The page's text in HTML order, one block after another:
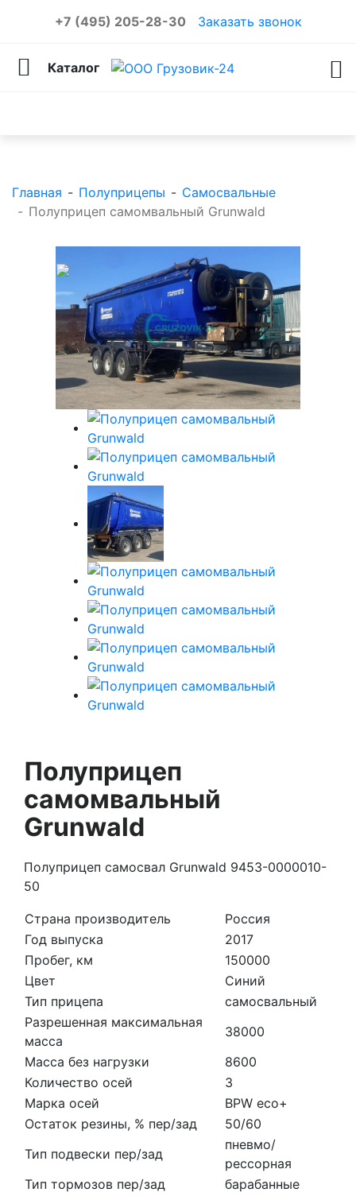
+7 (495) 205-28-30 Заказать звонок
Каталог
Главная - Полуприцепы - Самосвальные
- Полуприцеп самомвальный Grunwald
Полуприцеп
самомвальный
Grunwald
Полуприцеп самосвал Grunwald 9453-0000010-
50
Страна производитель
Россия
Год выпуска
2017
Пробег, км
150000
Цвет
Синий
Тип прицепа
самосвальный
Разрешенная максимальная
масса
38000
Масса без нагрузки
8600
Количество осей
3
Марка осей
BPW eco+
Остаток резины, % пер/зад
50/60
Тип подвески пер/зад
пневмо/
рессорная
Тип тормозов пер/зад
барабанные